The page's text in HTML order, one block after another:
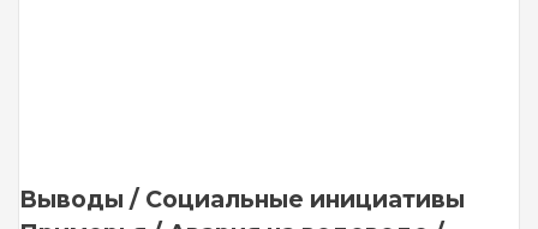
Выводы / Социальные инициативы